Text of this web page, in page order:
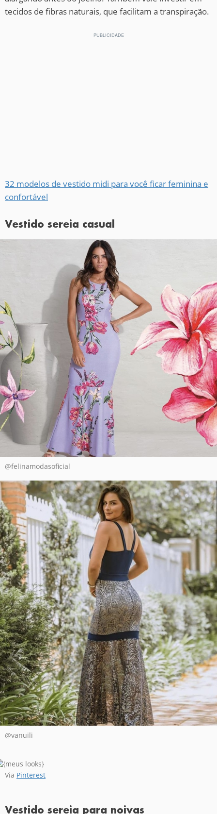
tecidos de fibras naturais, que facilitam a transpiração.
32 modelos de vestido midi para você ficar feminina e
confortável
Vestido sereia casual
@felinamodasoficial
@vanuili
Via Pinterest
Vestido sereia para noivas